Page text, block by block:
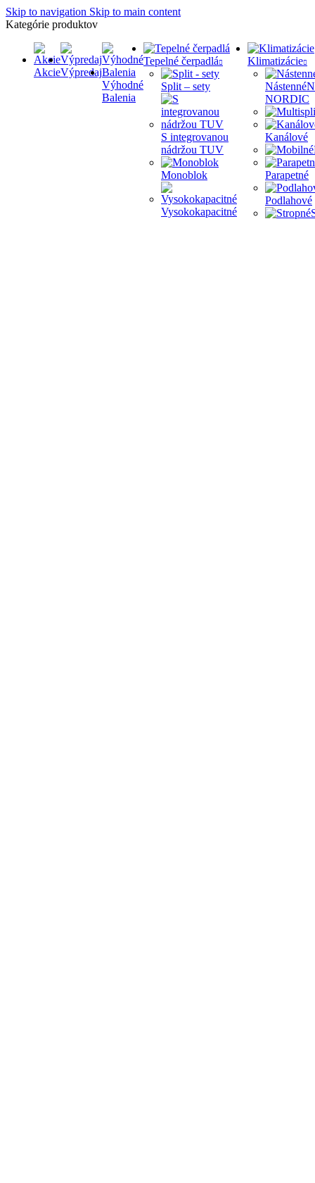
Skip to navigation Skip to main content
Kategórie produktov
AkcieVýpredaj
Výhodné
Balenia
Tepelné čerpadlá
Split – sety
S integrovanou
nádržou TUV
Monoblok
Vysokokapacitné
Klimatizácie
Nástenné
NORDIC
Kanálové
Parapetné
Podlahové